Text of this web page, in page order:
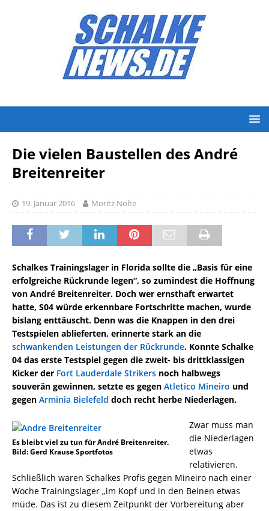
Die vielen Baustellen des André
Breitenreiter
19. Januar 2016 Moritz Nolte
Schalkes Trainingslager in Florida sollte die „Basis für eine
erfolgreiche Rückrunde legen“, so zumindest die Hoffnung
von André Breitenreiter. Doch wer ernsthaft erwartet
hatte, S04 würde erkennbare Fortschritte machen, wurde
bislang enttäuscht. Denn was die Knappen in den drei
Testspielen ablieferten, erinnerte stark an die
schwankenden Leistungen der Rückrunde. Konnte Schalke
04 das erste Testspiel gegen die zweit- bis drittklassigen
Kicker der Fort Lauderdale Strikers noch halbwegs
souverän gewinnen, setzte es gegen Atletico Mineiro und
gegen Arminia Bielefeld doch recht herbe Niederlagen.
Es bleibt viel zu tun für André Breitenreiter.
Bild: Gerd Krause Sportfotos
Zwar muss man
die Niederlagen
etwas
relativieren.
Schließlich waren Schalkes Profis gegen Mineiro nach einer
Woche Trainingslager „im Kopf und in den Beinen etwas
müde. Das ist zu diesem Zeitpunkt der Vorbereitung aber